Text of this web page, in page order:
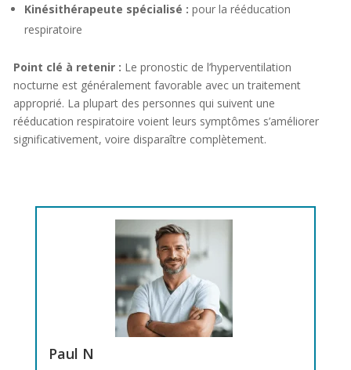
Kinésithérapeute spécialisé : pour la rééducation
respiratoire
Point clé à retenir : Le pronostic de l’hyperventilation
nocturne est généralement favorable avec un traitement
approprié. La plupart des personnes qui suivent une
rééducation respiratoire voient leurs symptômes s’améliorer
significativement, voire disparaître complètement.
Paul N